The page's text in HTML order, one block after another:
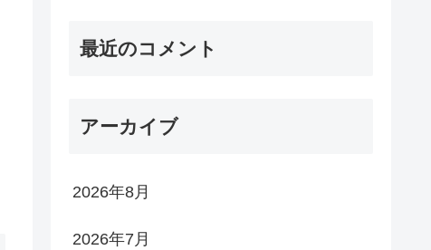
最近のコメント
アーカイブ
2026年8月
2026年7月